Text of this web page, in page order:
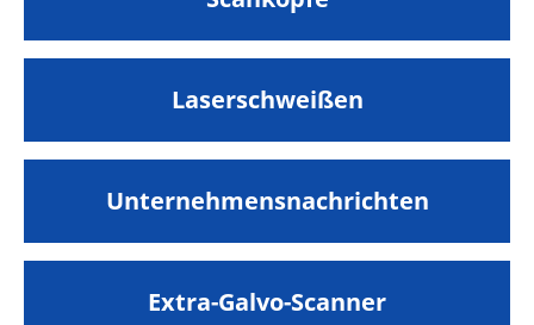
Laserschweißen
Unternehmensnachrichten
Extra-Galvo-Scanner